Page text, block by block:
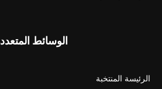
الوسائط
الرئيسة المنتخبة